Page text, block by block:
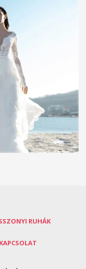
RUHÁK
KAPCSOLAT